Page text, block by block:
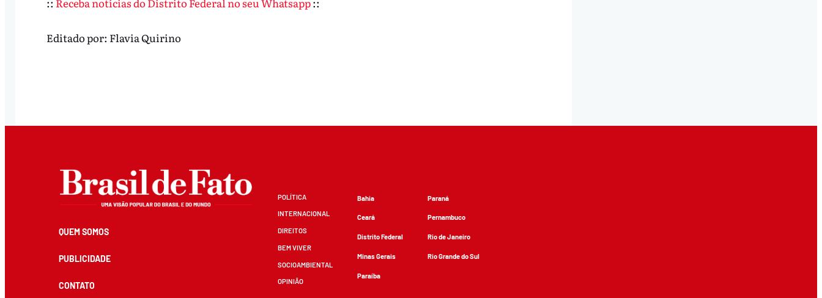
Editado por: Flavia Quirino
QUEM SOMOS
PUBLICIDADE
CONTATO
POLÍTICA
INTERNACIONAL
DIREITOS
BEM VIVER
SOCIOAMBIENTAL
OPINIÃO
Bahia
Ceará
Distrito Federal
Minas Gerais
Paraíba
Paraná
Pernambuco
Rio de Janeiro
Rio Grande do Sul